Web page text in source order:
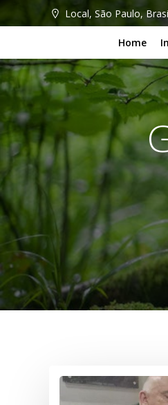
Pular
para
conteúdo
Local, São Paulo,
Home